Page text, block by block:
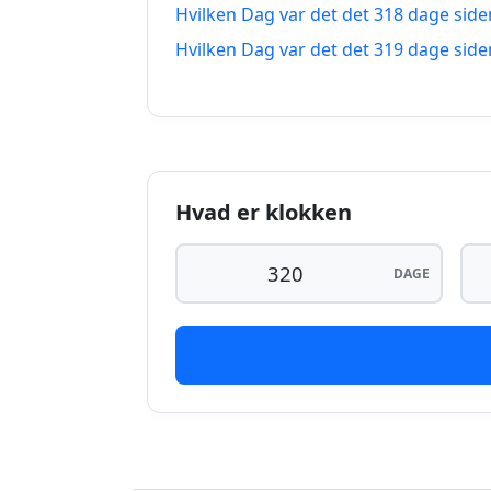
319 dage siden
321 dage siden
322 dage siden
323 dage siden
324 dage siden
327 dage siden
Hvilken Dag var det det 318 dage
Hvilken Dag var det det 319 dage
Hvad er klokken
DAGE